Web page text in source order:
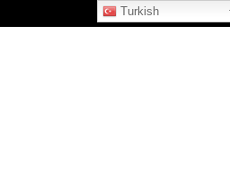
”Korpiklaani” Röportajı
Turkish